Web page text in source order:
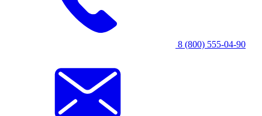
8 (800) 555-04-90